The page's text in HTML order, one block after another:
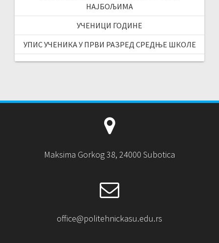
НАЈБОЉИМА
УЧЕНИЦИ ГОДИНЕ
УПИС УЧЕНИКА У ПРВИ РАЗРЕД СРЕДЊЕ ШКОЛЕ
Maksima Gorkog 38, 24000 Subotica
office@politehnickasu.edu.rs